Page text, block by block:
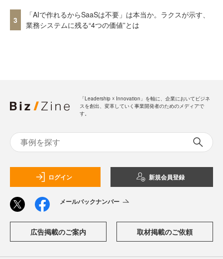
3
「AIで作れるからSaaSは不要」は本当か。ラクスが示す、
業務システムに残る“4つの価値”とは
「Leadership ☓ Innovation」を軸に、企業においてビジネ
スを創出、変革していく事業開発者のためのメディアで
す。
ログイン 新規会員登録
メールバックナンバー
広告掲載のご案内 取材掲載のご依頼